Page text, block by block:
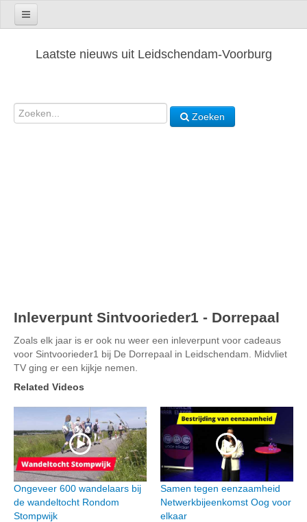
Laatste nieuws uit Leidschendam-Voorburg
Zoeken
Inleverpunt Sintvoorieder1 - Dorrepaal
Zoals elk jaar is er ook nu weer een inleverpunt voor cadeaus
voor Sintvoorieder1 bij De Dorrepaal in Leidschendam. Midvliet
TV ging er een kijkje nemen.
Related Videos
Ongeveer 600 wandelaars bij
de wandeltocht Rondom
Stompwijk
Samen tegen eenzaamheid
Netwerkbijeenkomst Oog voor
elkaar